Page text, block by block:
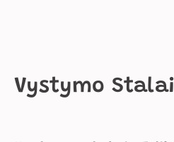
K
Vystymo Stalai